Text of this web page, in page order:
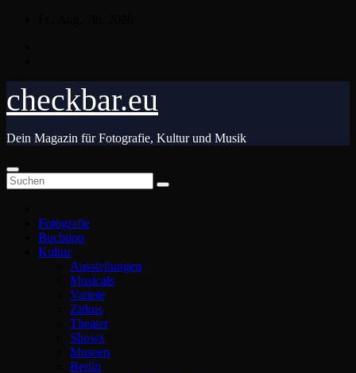
checkbar.eu
Dein Magazin für Fotografie, Kultur und Musik
Fotografie
Buchtipp
Kultur
Ausstellungen
Musicals
Variete
Zirkus
Theater
Shows
Museen
Berlin